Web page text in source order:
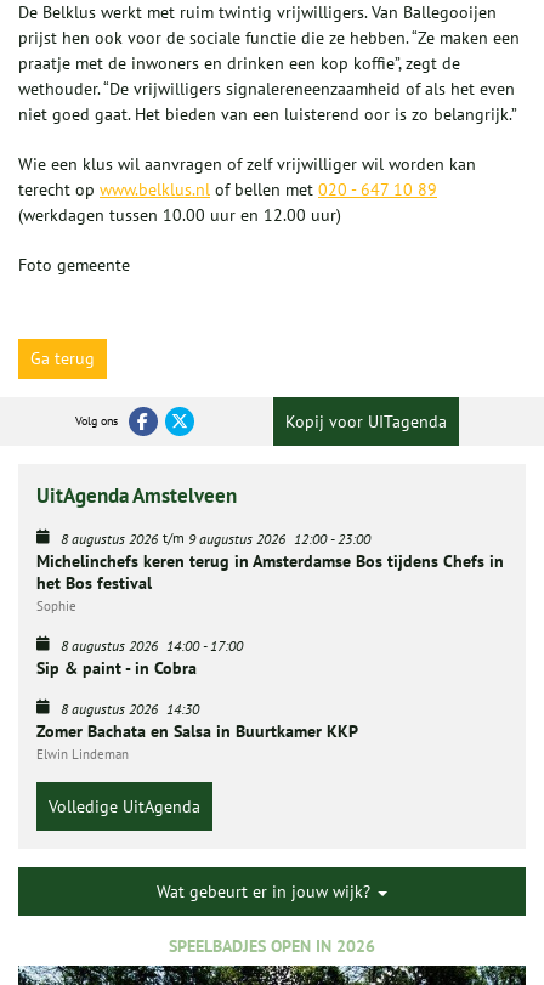
De Belklus werkt met ruim twintig vrijwilligers. Van Ballegooijen
prijst hen ook voor de sociale functie die ze hebben. “Ze maken een
praatje met de inwoners en drinken een kop koffie”, zegt de
wethouder. “De vrijwilligers signalereneenzaamheid of als het even
niet goed gaat. Het bieden van een luisterend oor is zo belangrijk.”
Wie een klus wil aanvragen of zelf vrijwilliger wil worden kan
terecht op www.belklus.nl of bellen met 020 - 647 10 89
(werkdagen tussen 10.00 uur en 12.00 uur)
Foto gemeente
Ga terug
Volg ons Kopij voor UITagenda
UitAgenda Amstelveen
8 augustus 2026 t/m 9 augustus 2026 12:00-23:00
Michelinchefs keren terug in Amsterdamse Bos tijdens Chefs in
het Bos festival
Sophie
8 augustus 2026 14:00-17:00
Sip & paint - in Cobra
8 augustus 2026 14:30
Zomer Bachata en Salsa in Buurtkamer KKP
Elwin Lindeman
Volledige UitAgenda
Wat gebeurt er in jouw wijk?
SPEELBADJES OPEN IN 2026